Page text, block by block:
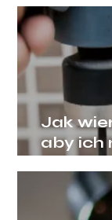
Jak
aby ich